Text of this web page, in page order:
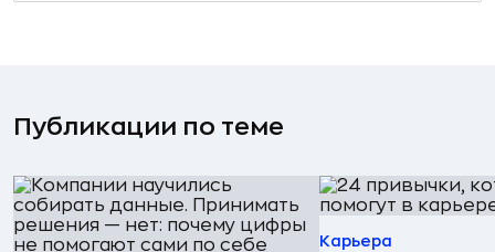
Публикации по теме
Карьера